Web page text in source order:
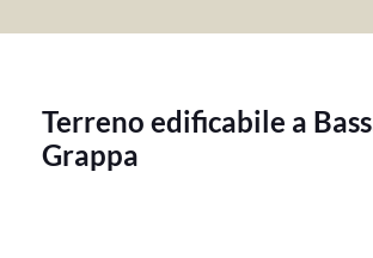
Terreno edificabile a
Grappa